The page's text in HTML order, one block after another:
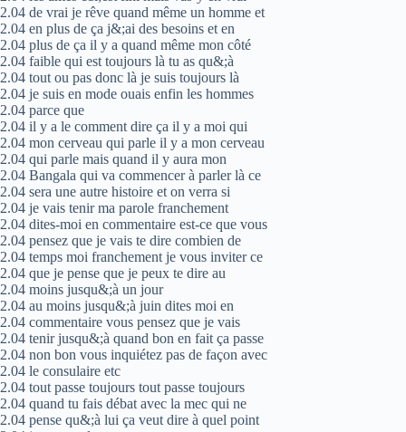
2.04 de vrai je rêve quand même un homme et
2.04 en plus de ça j&;ai des besoins et en
2.04 plus de ça il y a quand même mon côté
2.04 faible qui est toujours là tu as qu&;à
2.04 tout ou pas donc là je suis toujours là
2.04 je suis en mode ouais enfin les hommes
2.04 parce que
2.04 il y a le comment dire ça il y a moi qui
2.04 mon cerveau qui parle il y a mon cerveau
2.04 qui parle mais quand il y aura mon
2.04 Bangala qui va commencer à parler là ce
2.04 sera une autre histoire et on verra si
2.04 je vais tenir ma parole franchement
2.04 dites-moi en commentaire est-ce que vous
2.04 pensez que je vais te dire combien de
2.04 temps moi franchement je vous inviter ce
2.04 que je pense que je peux te dire au
2.04 moins jusqu&;à un jour
2.04 au moins jusqu&;à juin dites moi en
2.04 commentaire vous pensez que je vais
2.04 tenir jusqu&;à quand bon en fait ça passe
2.04 non bon vous inquiétez pas de façon avec
2.04 le consulaire etc
2.04 tout passe toujours tout passe toujours
2.04 quand tu fais débat avec la mec qui ne
2.04 pense qu&;à lui ça veut dire à quel point